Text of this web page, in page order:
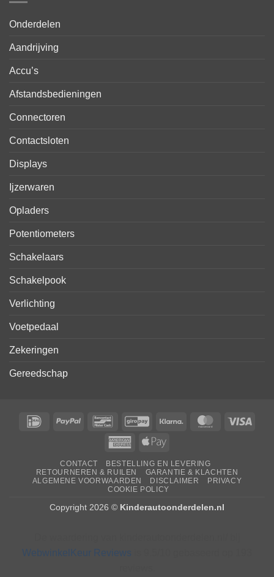
Onderdelen
Aandrijving
Accu’s
Afstandsbedieningen
Connectoren
Contactsloten
Displays
Ijzerwaren
Opladers
Potentiometers
Schakelaars
Schakelpook
Verlichting
Voetpedaal
Zekeringen
Gereedschap
IDeal PayPal BancontactGiroPay Klarna MasterCard
AmericanApple
CONTACT
BESTELLING EN LEVERING
RETOURNEREN & RUILEN
GARANTIE & KLACHTEN
ALGEMENE VOORWAARDEN
DISCLAIMER
PRIVACY
COOKIE POLICY
Copyright 2026 © Kinderautoonderdelen.nl
WebwinkelKeur Reviews